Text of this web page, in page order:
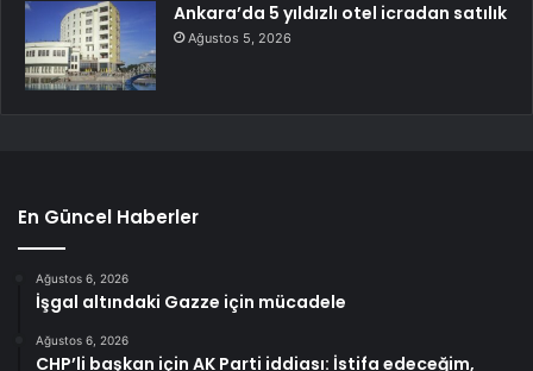
Ankara’da 5 yıldızlı otel icradan satılık
Ağustos 5, 2026
En Güncel Haberler
Ağustos 6, 2026
İşgal altındaki Gazze için mücadele
Ağustos 6, 2026
CHP’li başkan için AK Parti iddiası: İstifa edeceğim,